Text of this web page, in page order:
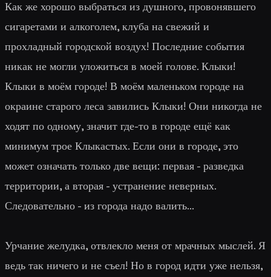
Как же хорошо выбраться из душного, провонявшего
сигаретами и алкоголем, клуба на свежий и
прохладный городской воздух! Последние события
никак не могли уложиться в моей голове. Клыки!
Клыки в моём городе! В моём маленьком городе на
окраине старого леса завились Клыки! Они никогда не
ходят по одному, значит где-то в городе ещё как
минимум трое Клыкастых. Если они в городе, это
может означать только две вещи: первая - разведка
территории, а вторая - устранение неверных.
Следовательно - из города надо валить...
Урчание желудка, отвлекло меня от мрачных мыслей. Я
ведь так ничего и не съел! Но в город идти уже нельзя,